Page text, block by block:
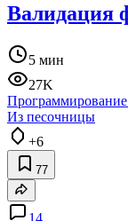
Валидация
5 мин
27K
Программирование
Из песочницы
+6
77
14